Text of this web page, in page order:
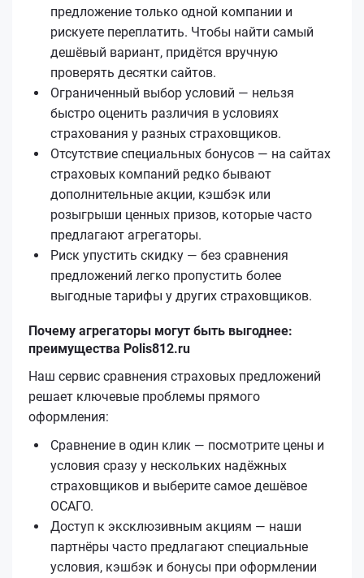
предложение только одной компании и
рискуете переплатить. Чтобы найти самый
дешёвый вариант, придётся вручную
проверять десятки сайтов.
Ограниченный выбор условий — нельзя
быстро оценить различия в условиях
страхования у разных страховщиков.
Отсутствие специальных бонусов — на сайтах
страховых компаний редко бывают
дополнительные акции, кэшбэк или
розыгрыши ценных призов, которые часто
предлагают агрегаторы.
Риск упустить скидку — без сравнения
предложений легко пропустить более
выгодные тарифы у других страховщиков.
Почему агрегаторы могут быть выгоднее:
преимущества Polis812.ru
Наш сервис сравнения страховых предложений
решает ключевые проблемы прямого
оформления:
Сравнение в один клик — посмотрите цены и
условия сразу у нескольких надёжных
страховщиков и выберите самое дешёвое
ОСАГО.
Доступ к эксклюзивным акциям — наши
партнёры часто предлагают специальные
условия, кэшбэк и бонусы при оформлении